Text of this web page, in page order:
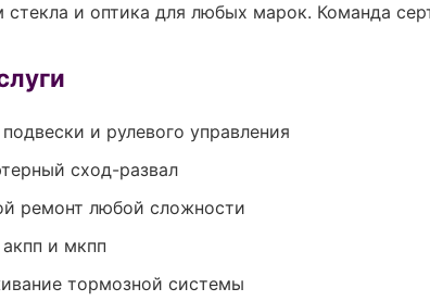
стекла и оптика для любых марок. Команда
и рулевого управления
сход-развал
ремонт любой сложности
и мкпп
тормозной системы